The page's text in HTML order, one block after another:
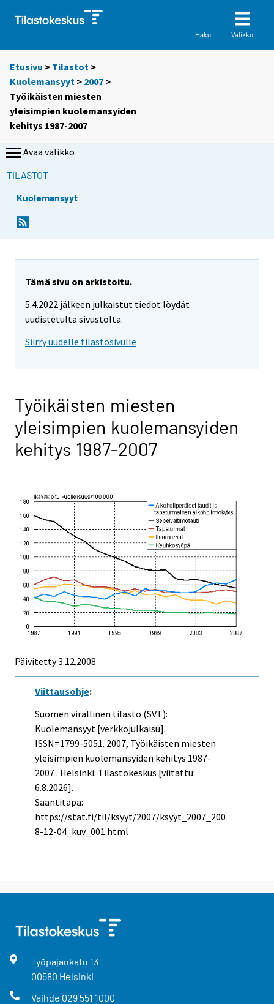
Haku Valikko
Etusivu > Tilastot >
Kuolemansyyt > 2007 >
Työikäisten miesten
yleisimpien kuolemansyiden
kehitys 1987-2007
Avaa valikko
TILASTOT
Kuolemansyyt
Tämä sivu on arkistoitu.
5.4.2022 jälkeen julkaistut tiedot löydät
uudistetulta sivustolta.
Siirry uudelle tilastosivulle
Työikäisten miesten
yleisimpien kuolemansyiden
kehitys 1987-2007
Päivitetty3.12.2008
Viittausohje:
Suomen virallinen tilasto (SVT):
Kuolemansyyt [verkkojulkaisu].
ISSN=1799-5051. 2007, Työikäisten miesten
yleisimpien kuolemansyiden kehitys 1987-
2007 . Helsinki: Tilastokeskus [viitattu:
6.8.2026].
Saantitapa:
https://stat.fi/til/ksyyt/2007/ksyyt_2007_200
8-12-04_kuv_001.html
Työpajankatu 13
00580 Helsinki
Vaihde 029 551 1000